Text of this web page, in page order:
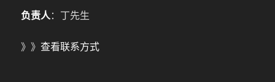
负责人：丁先生
》》 查看联系方式